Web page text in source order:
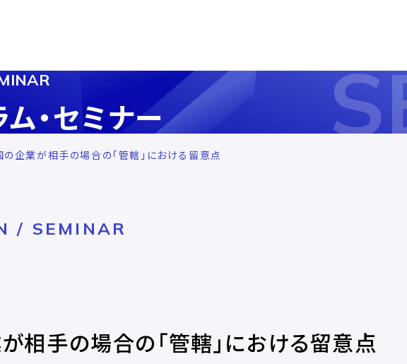
・セミナー
企業が相手の場合の「管轄」における留意点
/ SEMINAR
相手の場合の「管轄」における留意点